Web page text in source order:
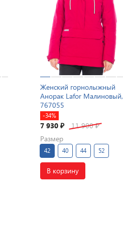
Женский горнолыжный
Анорак Lafor Малиновый,
767055
-34%
7 930₽ 11 900₽
Размер
42 40 44 52
В корзину